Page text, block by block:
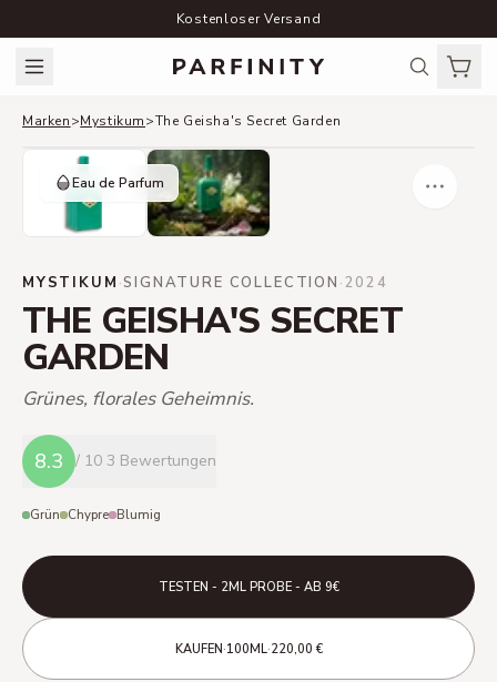
Kostenloser Versand
Marken>Mystikum>The Geisha's Secret Garden
Eau de Parfum
MYSTIKUM ·SIGNATURE COLLECTION ·2024
THE GEISHA'S SECRET
GARDEN
Grünes, florales Geheimnis.
8.3 / 10 3 Bewertungen
Grün Chypre Blumig
TESTEN - 2ML PROBE - AB 9€
KAUFEN·100ML·220,00 €